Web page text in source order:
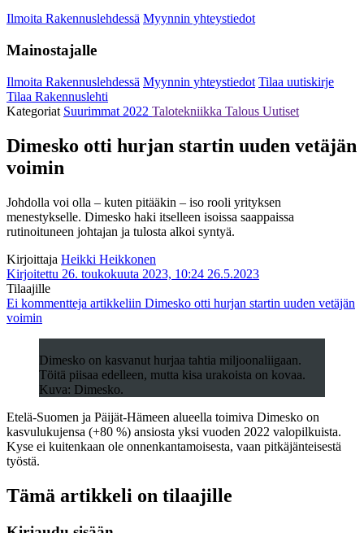
Ilmoita Rakennuslehdessä Myynnin yhteystiedot
Mainostajalle
Ilmoita Rakennuslehdessä Myynnin yhteystiedot Tilaa uutiskirje
Tilaa Rakennuslehti
Kategoriat Suurimmat 2022 Talotekniikka Talous Uutiset
Dimesko otti hurjan startin uuden vetäjän
voimin
Johdolla voi olla – kuten pitääkin – iso rooli yrityksen
menestykselle. Dimesko haki itselleen isoissa saappaissa
rutinoituneen johtajan ja tulosta alkoi syntyä.
Kirjoittaja Heikki Heikkonen
Kirjoitettu 26. toukokuuta 2023, 10:24 26.5.2023
Tilaajille
Ei kommentteja artikkeliin Dimesko otti hurjan startin uuden vetäjän
voimin
Dimesko on kasvanut hurjaa tahtia miljoonaliigaan.
Töitä piisaa edelleen, mutta kisa urakoista on kovaa.
Kuva: Dimesko.
Etelä-Suomen ja Päijät-Hämeen alueella toimiva Dimesko on
kasvulukujensa (+80 %) ansiosta yksi vuoden 2022 valopilkuista.
Kyse ei kuitenkaan ole onnenkantamoisesta, vaan pitkäjänteisestä
työstä.
Tämä artikkeli on tilaajille